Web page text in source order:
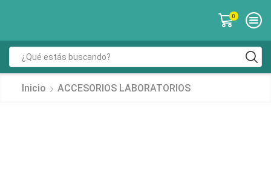
0
Inicio ACCESORIOS LABORATORIOS